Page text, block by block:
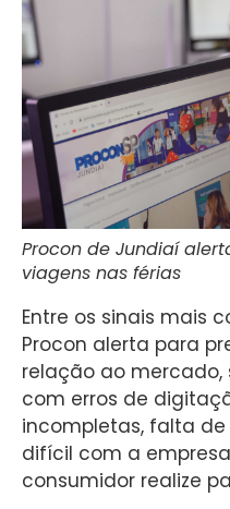
Procon de Jundiaí
viagens nas férias
Entre os sinais mais
Procon alerta para
relação ao
com erros de
incompletas, falta
difícil com a
consumidor realize